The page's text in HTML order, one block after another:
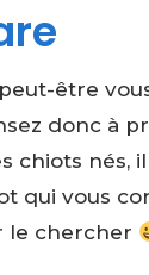
être
donc à
chiots nés,
qui vous
le chercher